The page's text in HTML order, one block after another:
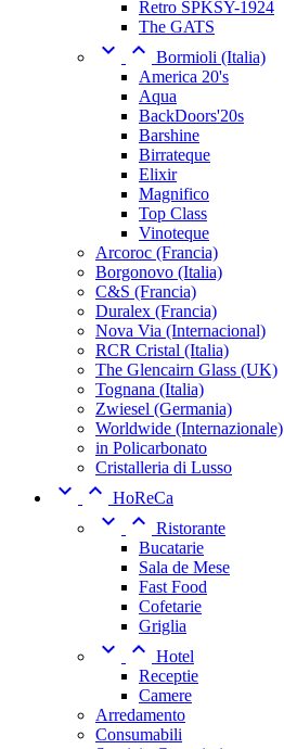
Retro SPKSY-1924
The GATS
  Bormioli (Italia)
America 20's
Aqua
BackDoors'20s
Barshine
Birrateque
Elixir
Magnifico
Top Class
Vinoteque
Arcoroc (Francia)
Borgonovo (Italia)
C&S (Francia)
Duralex (Francia)
Nova Via (Internacional)
RCR Cristal (Italia)
The Glencairn Glass (UK)
Tognana (Italia)
Zwiesel (Germania)
Worldwide (Internazionale)
in Policarbonato
Cristalleria di Lusso
  HoReCa
  Ristorante
Bucatarie
Sala de Mese
Fast Food
Cofetarie
Griglia
  Hotel
Receptie
Camere
Arredamento
Consumabili